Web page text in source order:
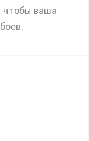
чтобы ваша